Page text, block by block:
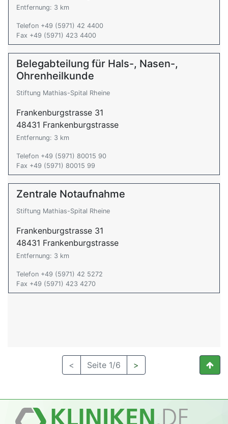
Entfernung: 3 km
Telefon +49 (5971) 42 4400
Fax +49 (5971) 423 4400
Belegabteilung für Hals-, Nasen-,
Ohrenheilkunde
Stiftung Mathias-Spital Rheine
Frankenburgstrasse 31
48431 Frankenburgstrasse
Entfernung: 3 km
Telefon +49 (5971) 80015 90
Fax +49 (5971) 80015 99
Zentrale Notaufnahme
Stiftung Mathias-Spital Rheine
Frankenburgstrasse 31
48431 Frankenburgstrasse
Entfernung: 3 km
Telefon +49 (5971) 42 5272
Fax +49 (5971) 423 4270
< Seite 1/6 >